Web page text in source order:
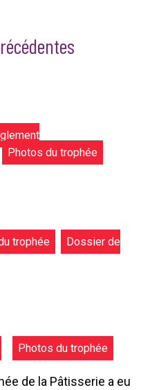
Photos du trophée
trophée
Dossier de
Photos du trophée
de la Pâtisserie a eu